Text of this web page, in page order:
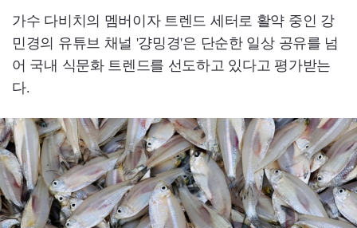
가수 다비치의 멤버이자 트렌드 세터로 활약 중인 강
민경의 유튜브 채널 '걍밍경'은 단순한 일상 공유를 넘
어 국내 식문화 트렌드를 선도하고 있다고 평가받는
다.